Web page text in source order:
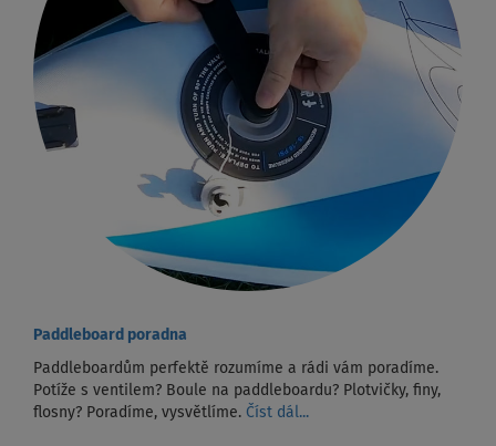
Paddleboard poradna
Paddleboardům perfektě rozumíme a rádi vám poradíme.
Potíže s ventilem? Boule na paddleboardu? Plotvičky, finy,
flosny? Poradíme, vysvětlíme. Číst dál...